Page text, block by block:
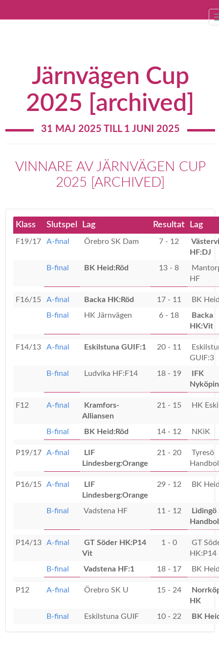
Järnvägen Cup
2025 [archived]
31 MAJ 2025 TILL 1 JUNI 2025
VINNARE AV JÄRNVÄGEN CUP
2025 [ARCHIVED]
Klass Slutspel Lag Resultat Lag
F19/17 A-final Örebro SK Dam 7 - 12
HF:DJ
B-final
BK Heid:Röd 13 - 8
HF
F16/15 A-final Backa HK:Röd 17 - 11
BK
B-final
HK Järnvägen 6 - 18
Backa
HK:Vit
F14/13 A-final Eskilstuna GUIF:1 20 - 11
GUIF:3
B-final
Ludvika HF:F14 18 - 19
IFK
F12 A-final
Kramfors-
Alliansen
21 - 15 HK
B-final BK Heid:Röd 14 - 12 NKiK
P19/17 A-final
LIF
Lindesberg:Orange
21 - 20
Tyresö
P16/15 A-final
LIF
Lindesberg:Orange
29 - 12 BK
B-final Vadstena HF 11 - 12
Lidingö
P14/13 A-final
GT Söder HK:P14
Vit
1 - 0
GT
HK:P14
B-final
Vadstena HF:1 18 - 17 BK
P12 A-final Örebro SK U 15 - 24
HK
B-final
Eskilstuna GUIF 10 - 22 BK